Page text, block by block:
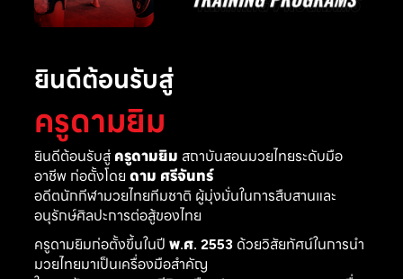
ยินดีต้อนรับสู่
ครูดามยิม
ยินดีต้อนรับสู่ ครูดามยิม สถาบันสอนมวยไทยระดับมือ
อาชีพ ก่อตั้งโดย ดาม ศรีจันทร์
อดีตนักกีฬามวยไทยทีมชาติ ผู้มุ่งมั่นในการสืบสานและ
อนุรักษ์ศิลปะการต่อสู้ของไทย
ครูดามยิมก่อตั้งขึ้นในปี พ.ศ. 2553ด้วยวิสัยทัศน์ในการนำ
มวยไทยมาเป็นเครื่องมือสำคัญ